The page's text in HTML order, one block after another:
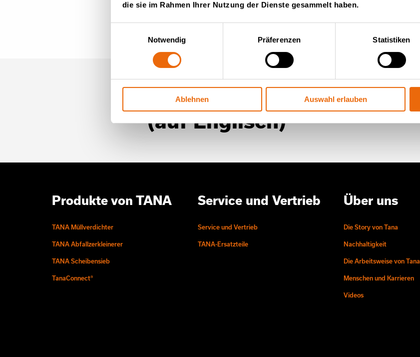
die sie im Rahmen Ihrer Nutzung der Dienste gesammelt haben.
Notwendig
Präferenzen Statistiken
Ablehnen Auswahl erlauben
Newsletter von Tana
(auf Englisch)
Produkte von TANA
TANA Müllverdichter
TANA Abfallzerkleinerer
TANA Scheibensieb
TanaConnect®
Service und Vertrieb
Service und Vertrieb
TANA-Ersatzteile
Über uns
Die Story von Tana
Nachhaltigkeit
Die Arbeitsweise von Tana
Menschen und Karrieren
Videos